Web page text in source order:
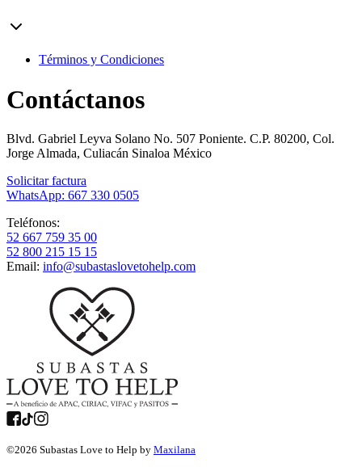
Términos y Condiciones
Contáctanos
Blvd. Gabriel Leyva Solano No. 507 Poniente. C.P. 80200, Col.
Jorge Almada, Culiacán Sinaloa México
Solicitar factura
WhatsApp: 667 330 0505
Teléfonos:
52 667 759 35 00
52 800 215 15 15
Email: info@subastaslovetohelp.com
©2026 Subastas Love to Help by Maxilana